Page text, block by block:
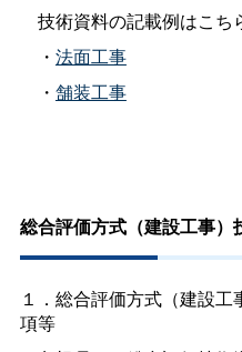
技術資料の記載例はこち
・ 法面工事
・ 舗装工事
総合評価方式（建設工事
１．総合評価方式（建設
項等